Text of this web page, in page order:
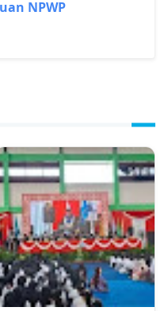
NPWP